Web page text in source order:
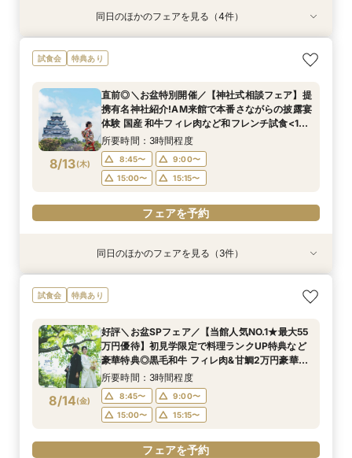
特典あり
8/11 火)
好評！ガーデン挙式丸わかり◎2万坪の庭園満喫
×オリジナルウェディング庭園&会場見学×国産和
所要時間：3時間程度
8:45〜
9:00〜
15:00〜
15:15〜
フェアを予約
特典あり
8/11 火)
【東京開催/土日】東京サロンで《大阪迎賓館》
のご相談＆お打合せ！
9:00〜 15:00〜
フェアを予約
特典あり
8/11 火)
【料理重視の方へおすすめ】組数限定◆グラン
シェフ豊後昌幸が手掛ける黒毛和牛etc2万円相
所要時間：3時間程度
8:45〜
9:00〜
15:00〜
15:15〜
フェアを予約
特典あり
8/11 火)
【神社式相談フェア】提携有名神社紹介!AM来館
で本番さながらの披露宴体験 国産 和牛フィレ肉
分特典>
所要時間：3時間程度
8:45〜
9:00〜
15:00〜
15:15〜
フェアを予約
同日のほかのフェアを見る（4件）
試食会 特典あり
8/13(木)
直前◎＼お盆特別開催／【神社式相談フェア】提
携有名神社紹介!AM来館で本番さながらの披露宴
体験 国産 和牛フィレ肉など和フレンチ試食<1件
目来館で前撮り10万円分特典>
所要時間：3時間程度
8:45〜
9:00〜
15:00〜
15:15〜
フェアを予約
特典あり
8/13( 木)
【料理重視の方へおすすめ】組数限定◆グラン
シェフ豊後昌幸が手掛ける黒毛和牛etc2万円相
所要時間：3時間程度
8:45〜
9:00〜
15:00〜
15:15〜
フェアを予約
特典あり
8/13( 木)
ガーデン挙式丸わかり◎2万坪の庭園満喫×オリ
ジナルウェディング庭園&会場見学×国産和牛
所要時間：3時間程度
8:45〜
9:00〜
15:00〜
15:15〜
フェアを予約
特典あり
8/13( 木)
【当館人気NO.1★最大55万円優待】甘鯛&黒毛和
牛など豪華試食×大阪城を望む庭園&迎賓館を見
典付きBIGフェア
所要時間：3時間程度
8:45〜
9:00〜
15:00〜
15:15〜
フェアを予約
同日のほかのフェアを見る（3件）
試食会 特典あり
8/14(金)
好評＼お盆SPフェア／【当館人気NO.1★最大55
万円優待】初見学限定で料理ランクUP特典など
豪華特典◎黒毛和牛 フィレ肉&甘鯛2万円豪華試
食 非公開茶室で和抹茶体験 庭園+迎賓館の見学
ツアー
所要時間：3時間程度
8:45〜
9:00〜
15:00〜
15:15〜
フェアを予約